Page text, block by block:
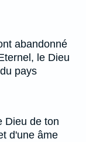
abandonné
le Dieu
pays
Dieu de ton
d'une âme